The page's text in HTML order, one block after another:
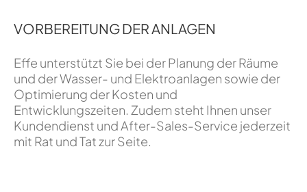
VORBEREITUNG DER ANLAGEN
Effe unterstützt Sie bei der Planung der Räume
und der Wasser- und Elektroanlagen sowie der
Optimierung der Kosten und
Entwicklungszeiten. Zudem steht Ihnen unser
Kundendienst und After-Sales-Service jederzeit
mit Rat und Tat zur Seite.